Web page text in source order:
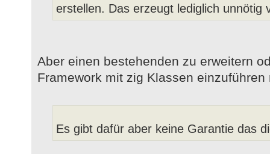
erstellen. Das erzeugt lediglich unnötig
Aber einen bestehenden zu erweitern
Framework mit zig Klassen
Es gibt dafür aber keine Garantie das